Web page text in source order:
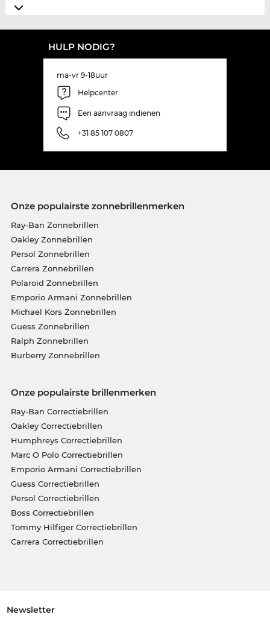
HULP NODIG?
ma-vr 9-18uur
Helpcenter
Een aanvraag indienen
+31 85 107 0807
Onze populairste zonnebrillenmerken
Ray-Ban Zonnebrillen
Oakley Zonnebrillen
Persol Zonnebrillen
Carrera Zonnebrillen
Polaroid Zonnebrillen
Emporio Armani Zonnebrillen
Michael Kors Zonnebrillen
Guess Zonnebrillen
Ralph Zonnebrillen
Burberry Zonnebrillen
Onze populairste brillenmerken
Ray-Ban Correctiebrillen
Oakley Correctiebrillen
Humphreys Correctiebrillen
Marc O Polo Correctiebrillen
Emporio Armani Correctiebrillen
Guess Correctiebrillen
Persol Correctiebrillen
Boss Correctiebrillen
Tommy Hilfiger Correctiebrillen
Carrera Correctiebrillen
Newsletter